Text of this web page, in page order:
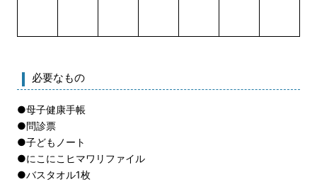
必要なもの
●母子健康手帳
●問診票
●子どもノート
●にこにこヒマワリファイル
●バスタオル1枚